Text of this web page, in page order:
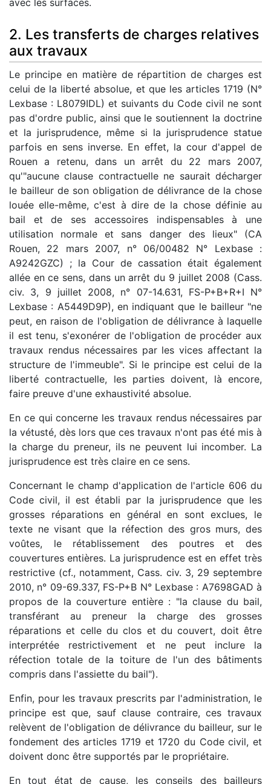
avec les surfaces.
2. Les transferts de charges relatives
aux travaux
Le principe en matière de répartition de charges est
celui de la liberté absolue, et que les articles 1719 (N°
Lexbase : L8079IDL) et suivants du Code civil ne sont
pas d'ordre public, ainsi que le soutiennent la doctrine
et la jurisprudence, même si la jurisprudence statue
parfois en sens inverse. En effet, la cour d'appel de
Rouen a retenu, dans un arrêt du 22 mars 2007,
qu'"aucune clause contractuelle ne saurait décharger
le bailleur de son obligation de délivrance de la chose
louée elle-même, c'est à dire de la chose définie au
bail et de ses accessoires indispensables à une
utilisation normale et sans danger des lieux" (CA
Rouen, 22 mars 2007, n° 06/00482 N° Lexbase :
A9242GZC) ; la Cour de cassation était également
allée en ce sens, dans un arrêt du 9 juillet 2008 (Cass.
civ. 3, 9 juillet 2008, n° 07-14.631, FS-P+B+R+I N°
Lexbase : A5449D9P), en indiquant que le bailleur "ne
peut, en raison de l'obligation de délivrance à laquelle
il est tenu, s'exonérer de l'obligation de procéder aux
travaux rendus nécessaires par les vices affectant la
structure de l'immeuble". Si le principe est celui de la
liberté contractuelle, les parties doivent, là encore,
faire preuve d'une exhaustivité absolue.
En ce qui concerne les travaux rendus nécessaires par
la vétusté, dès lors que ces travaux n'ont pas été mis à
la charge du preneur, ils ne peuvent lui incomber. La
jurisprudence est très claire en ce sens.
Concernant le champ d'application de l'article 606 du
Code civil, il est établi par la jurisprudence que les
grosses réparations en général en sont exclues, le
texte ne visant que la réfection des gros murs, des
voûtes, le rétablissement des poutres et des
couvertures entières. La jurisprudence est en effet très
restrictive (cf., notamment, Cass. civ. 3, 29 septembre
2010, n° 09-69.337, FS-P+B N° Lexbase : A7698GAD à
propos de la couverture entière : "la clause du bail,
transférant au preneur la charge des grosses
réparations et celle du clos et du couvert, doit être
interprétée restrictivement et ne peut inclure la
réfection totale de la toiture de l'un des bâtiments
compris dans l'assiette du bail").
Enfin, pour les travaux prescrits par l'administration, le
principe est que, sauf clause contraire, ces travaux
relèvent de l'obligation de délivrance du bailleur, sur le
fondement des articles 1719 et 1720 du Code civil, et
doivent donc être supportés par le propriétaire.
En tout état de cause, les conseils des bailleurs